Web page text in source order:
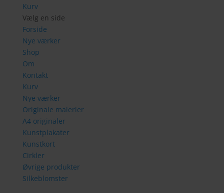
Kurv
Vælg en side
Forside
Nye værker
Shop
Om
Kontakt
Kurv
Nye værker
Originale malerier
A4 originaler
Kunstplakater
Kunstkort
Cirkler
Øvrige produkter
Silkeblomster